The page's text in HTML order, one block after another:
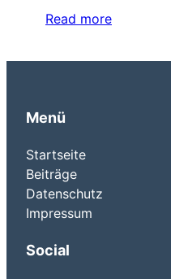
Read more
Menü
Startseite
Beiträge
Datenschutz
Impressum
Social